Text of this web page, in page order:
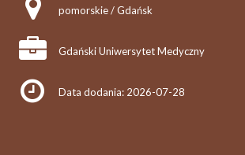
pomorskie / Gdańsk
Gdański Uniwersytet Medyczny
Data dodania: 2026-07-28